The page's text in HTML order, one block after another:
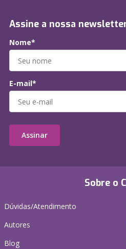
Sobre o
Dúvidas/Atendimento
Autores
Blog
Assine a nossa
Nome*
E-mail*
Assinar